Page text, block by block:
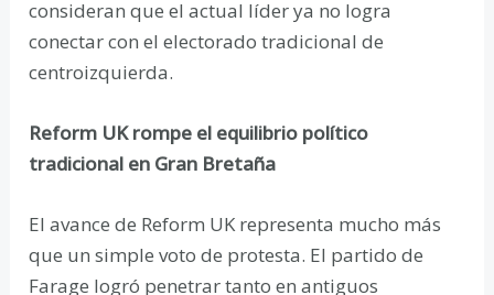
consideran que el actual líder ya no logra
conectar con el electorado tradicional de
centroizquierda.
Reform UK rompe el equilibrio político
tradicional en Gran Bretaña
El avance de Reform UK representa mucho más
que un simple voto de protesta. El partido de
Farage logró penetrar tanto en antiguos